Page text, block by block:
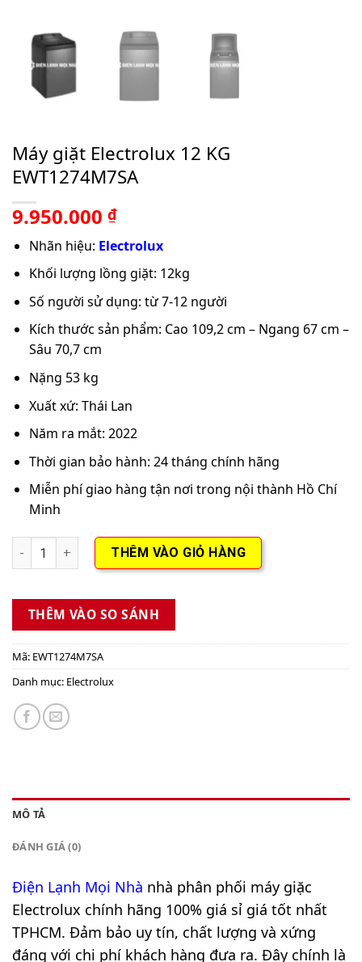
Máy giặt Electrolux 12 KG
EWT1274M7SA
9.950.000 ₫
Nhãn hiệu: Electrolux
Khối lượng lồng giặt: 12kg
Số người sử dụng: từ 7-12 người
Kích thước sản phẩm: Cao 109,2 cm – Ngang 67 cm –
Sâu 70,7 cm
Nặng 53 kg
Xuất xứ: Thái Lan
Năm ra mắt: 2022
Thời gian bảo hành: 24 tháng chính hãng
Miễn phí giao hàng tận nơi trong nội thành Hồ Chí
Minh
Máy giặt Electrolux 12 KG EWT1274M7SA số lượng
THÊM VÀO GIỎ HÀNG
THÊM VÀO SO SÁNH
Mã: EWT1274M7SA
Danh mục: Electrolux
MÔ TẢ
ĐÁNH GIÁ (0)
Điện Lạnh Mọi Nhà nhà phân phối máy giặc
Electrolux chính hãng 100% giá sỉ giá tốt nhất
TPHCM. Đảm bảo uy tín, chất lượng và xứng
đáng với chi phí khách hàng đưa ra. Đây chính là